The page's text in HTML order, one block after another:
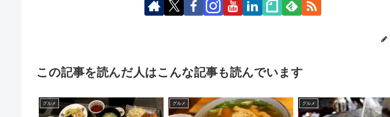
この記事を読んだ人はこんな記事も読んでいます
グルメ グルメ グルメ